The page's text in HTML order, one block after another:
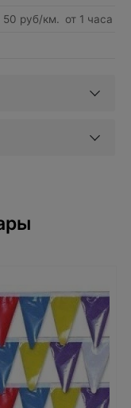
50 руб/км. от 1 часа